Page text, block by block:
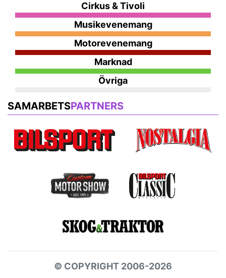
Cirkus & Tivoli
Musikevenemang
Motorevenemang
Marknad
Övriga
SAMARBETSPARTNERS
© COPYRIGHT 2006-2026